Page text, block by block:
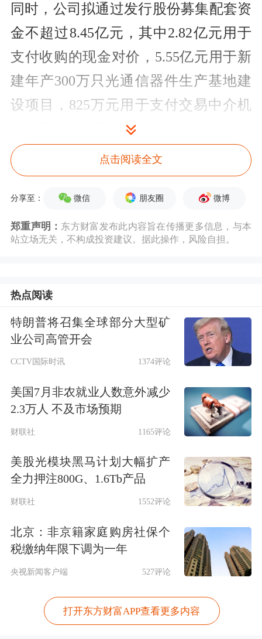
同时，公司拟通过发行股份募集配套资
金不超过8.45亿元，其中2.82亿元用于
支付收购的现金对价，5.55亿元用于新
建年产300万只光通信器件生产基地建
设项目，825万元用于支付交易中介机
借道钧恒科技，汇绿生态正逐步实现从
工、园林景观设计及苗木种植等。2024
35%；随后在2025年2月，再以2.46亿元
认购钧恒科技新增注册资本，实现51%
将实现对钧恒科技100%控股。
交易草案显示，钧恒科技主营业务为以
光模块、AOC、光引擎为主的光通信产
品的研发、生产和销售，其产品主要应
用于
、AI等领域。主
要客户包括Coherent、京东
科技、新华
三等，并与光迅科技
（002281.SZ）、
（300570.SZ）等上市公司达成了合
点击阅读全文
分享至： 微信 朋友圈 微博
郑重声明： 东方财富发布此内容旨在传播更多信息，与本
站立场无关，不构成投资建议。据此操作，风险自担。
热点阅读
特朗普将召集全球部分大型矿
业公司高管开会
CCTV国际时讯 1374评论
美国7月非农就业人数意外减少
2.3万人 不及市场预期
财联社 1165评论
美股光模块黑马计划大幅扩产
全力押注800G、1.6Tb产品
财联社 1552评论
北京：非京籍家庭购房社保个
税缴纳年限下调为一年
央视新闻客户端 527评论
打开东方财富APP查看更多内容